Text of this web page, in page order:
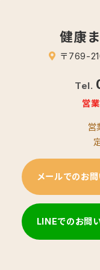
健康
〒769-
Tel.
営
営
メールでのお
LINEでのお問